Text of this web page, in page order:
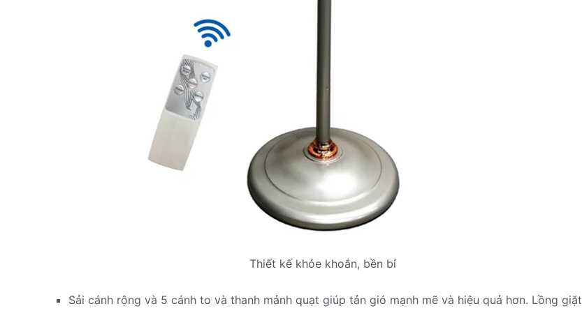
Thiết kế khỏe khoắn, bền bỉ
Sải cánh rộng và 5 cánh to và thanh mảnh quạt giúp tản gió mạnh mẽ và hiệu quả hơn. Lồng giặt